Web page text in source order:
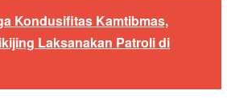
Kondusifitas Kamtibmas,
Laksanakan Patroli di